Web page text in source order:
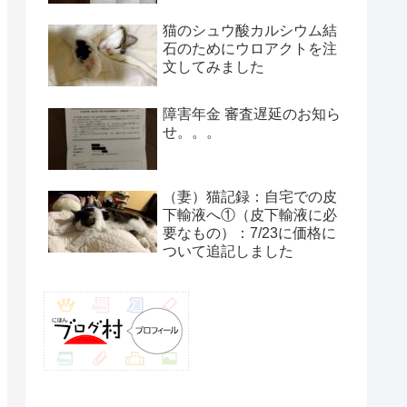
猫のシュウ酸カルシウム結
石のためにウロアクトを注
文してみました
障害年金 審査遅延のお知ら
せ。。。
（妻）猫記録：自宅での皮
下輸液へ①（皮下輸液に必
要なもの）：7/23に価格に
ついて追記しました